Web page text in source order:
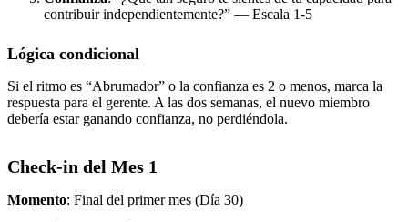
contribuir independientemente?” — Escala 1-5
Lógica condicional
Si el ritmo es “Abrumador” o la confianza es 2 o menos, marca la
respuesta para el gerente. A las dos semanas, el nuevo miembro
debería estar ganando confianza, no perdiéndola.
Check-in del Mes 1
Momento: Final del primer mes (Día 30)